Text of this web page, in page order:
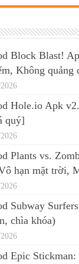
Block Blast!
Không quảng
Hole.io Apk
quý]
Plants vs.
hạn mặt trời,
Subway
chìa khóa)
Epic Stickman: